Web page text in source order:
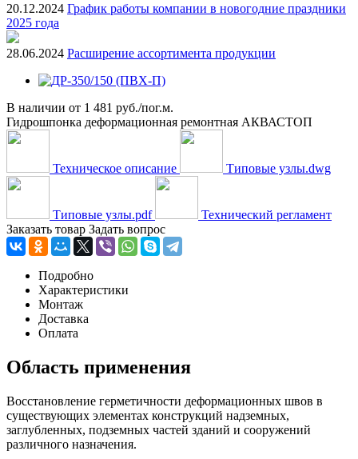
20.12.2024 График работы компании в новогодние праздники
2025 года
28.06.2024 Расширение ассортимента продукции
В наличии от 1 481 руб./пог.м.
Гидрошпонка деформационная ремонтная АКВАСТОП
Техническое описание Типовые узлы.dwg
Типовые узлы.pdf
Технический регламент
Заказать товар Задать вопрос
Подробно
Характеристики
Монтаж
Доставка
Оплата
Область применения
Восстановление герметичности деформационных швов в
существующих элементах конструкций надземных,
заглубленных, подземных частей зданий и сооружений
различного назначения.